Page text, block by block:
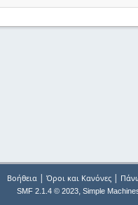
Βοήθεια| Όροι και Κανόνες|
SMF 2.1.4 © 2023, Simple